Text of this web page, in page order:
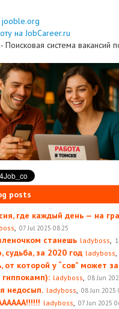
на JobCareer.ru
- Поисковая система вакансий
posts
где каждый день — на
, 07 Jul 2025 08:25
станешь ladyboss,
судьба, за 2020 год ladyboss,
от которой у “сов” может
ladyboss, 08 Jun
недосып. ladyboss, 08 Jun 2025
ladyboss, 07 Jun 2025